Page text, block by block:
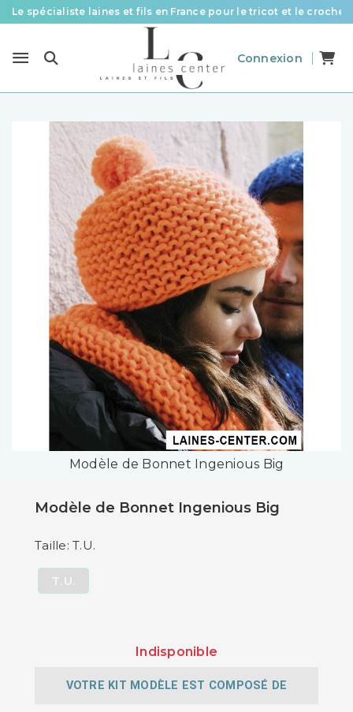
Le spécialiste laines et fils en France pour le tricot et le crochet
Livraison offerte à partir de 58 € d’achat
Connexion
Modèle de Bonnet Ingenious Big
Modèle de Bonnet Ingenious Big
Taille: T.U.
T.U.
Indisponible
VOTRE KIT MODÈLE EST COMPOSÉ DE